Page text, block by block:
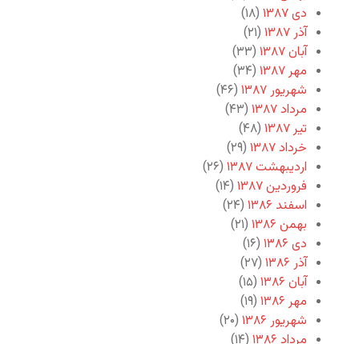
دی ۱۳۸۷
(۱۸)
آذر ۱۳۸۷
(۲۱)
آبان ۱۳۸۷
(۳۳)
مهر ۱۳۸۷
(۳۴)
شهریور ۱۳۸۷
(۴۶)
مرداد ۱۳۸۷
(۴۳)
تیر ۱۳۸۷
(۴۸)
خرداد ۱۳۸۷
(۲۹)
اردیبهشت ۱۳۸۷
(۲۶)
فروردین ۱۳۸۷
(۱۴)
اسفند ۱۳۸۶
(۲۴)
بهمن ۱۳۸۶
(۲۱)
دی ۱۳۸۶
(۱۶)
آذر ۱۳۸۶
(۲۷)
آبان ۱۳۸۶
(۱۵)
مهر ۱۳۸۶
(۱۹)
شهریور ۱۳۸۶
(۲۰)